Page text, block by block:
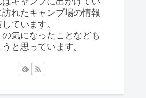
訪れたキャンプ場の情報
ています。
気になったことなども
と思っています。